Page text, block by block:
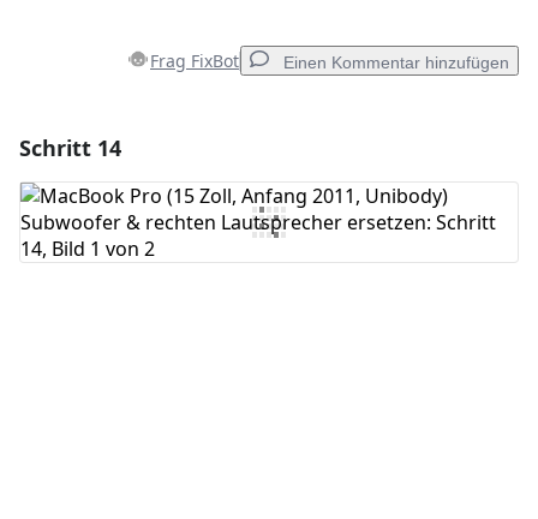
Frag FixBot Einen Kommentar hinzufügen
Kommentar hinzufügen
Schritt 14